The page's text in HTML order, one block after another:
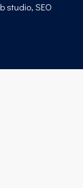
studio, SEO